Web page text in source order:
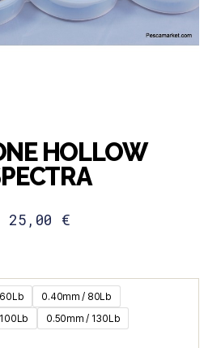
HOLLOW
25,00 €
0.40mm / 80Lb
0.50mm / 130Lb